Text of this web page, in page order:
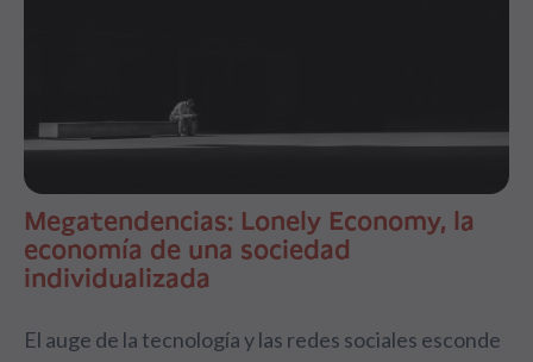
Megatendencias: Lonely Economy, la
economía de una sociedad
individualizada
El auge de la tecnología y las redes sociales esconde